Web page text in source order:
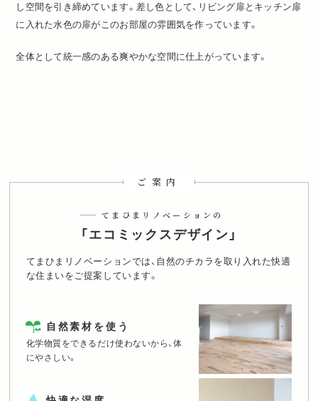
し空間を引き締めています。差し色として、リビング扉とキッチン扉
に入れた水色の扉がこのお部屋の雰囲気を作っています。
全体として統一感のある爽やかな空間に仕上がっています。
ご案内
てまひまリノベーションの
「エコミックスデザイン」
てまひまリノベーションでは、自然のチカラを取り入れた快適
な住まいをご提案しています。
自然素材を使う
化学物質をできるだけ使わないから、体
にやさしい。